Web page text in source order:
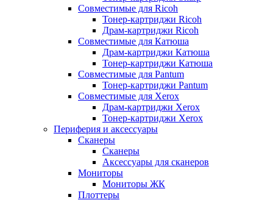
Совместимые для Ricoh
Тонер-картриджи Ricoh
Драм-картриджи Ricoh
Совместимые для Катюша
Драм-картриджи Катюша
Тонер-картриджи Катюша
Совместимые для Pantum
Тонер-картриджи Pantum
Совместимые для Xerox
Драм-картриджи Xerox
Тонер-картриджи Xerox
Периферия и аксессуары
Сканеры
Сканеры
Аксессуары для сканеров
Мониторы
Мониторы ЖК
Плоттеры